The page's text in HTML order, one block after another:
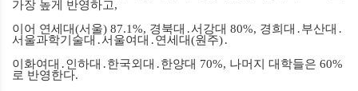
가장 높게 반영하고,
이어 연세대(서울) 87.1%, 경북대 ․서강대 80%, 경희대 ․부산대 ․
서울과학기술대 ․서울여대 ․연세대(원주)․
이화여대 ․인하대 ․한국외대 ․한양대 70%, 나머지 대학들은 60%
로 반영한다.